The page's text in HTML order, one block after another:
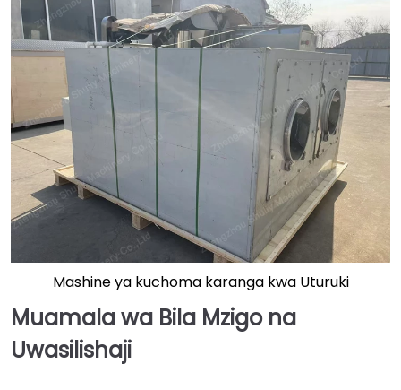
Mashine ya kuchoma karanga kwa Uturuki
Muamala wa Bila Mzigo na
Uwasilishaji